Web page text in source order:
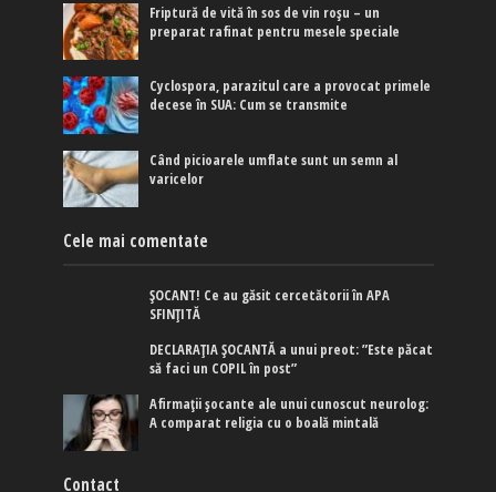
Friptură de vită în sos de vin roșu – un
preparat rafinat pentru mesele speciale
Cyclospora, parazitul care a provocat primele
decese în SUA: Cum se transmite
Când picioarele umflate sunt un semn al
varicelor
Cele mai comentate
ȘOCANT! Ce au găsit cercetătorii în APA
SFINȚITĂ
DECLARAȚIA ȘOCANTĂ a unui preot: ”Este păcat
să faci un COPIL în post”
Afirmaţii şocante ale unui cunoscut neurolog:
A comparat religia cu o boală mintală
Contact